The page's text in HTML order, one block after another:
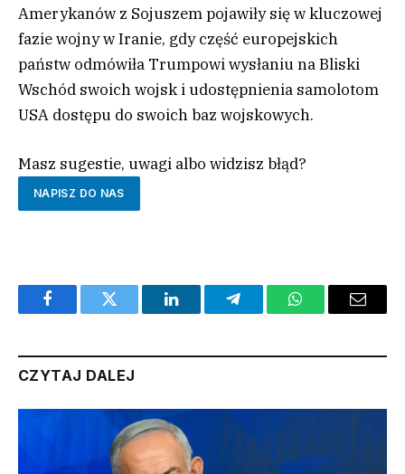
Amerykanów z Sojuszem pojawiły się w kluczowej
fazie wojny w Iranie, gdy część europejskich
państw odmówiła Trumpowi wysłaniu na Bliski
Wschód swoich wojsk i udostępnienia samolotom
USA dostępu do swoich baz wojskowych.
Masz sugestie, uwagi albo widzisz błąd?
NAPISZ DO NAS
FacebookTwitter LinkedInTelegramWhatsAppEmail
CZYTAJ DALEJ